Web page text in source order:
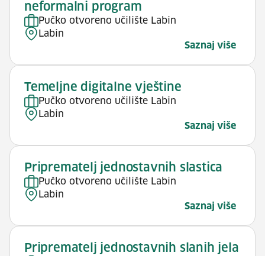
neformalni program
Pučko otvoreno učilište Labin
Labin
Saznaj više
Temeljne digitalne vještine
Pučko otvoreno učilište Labin
Labin
Saznaj više
Priprematelj jednostavnih slastica
Pučko otvoreno učilište Labin
Labin
Saznaj više
Priprematelj jednostavnih slanih jela